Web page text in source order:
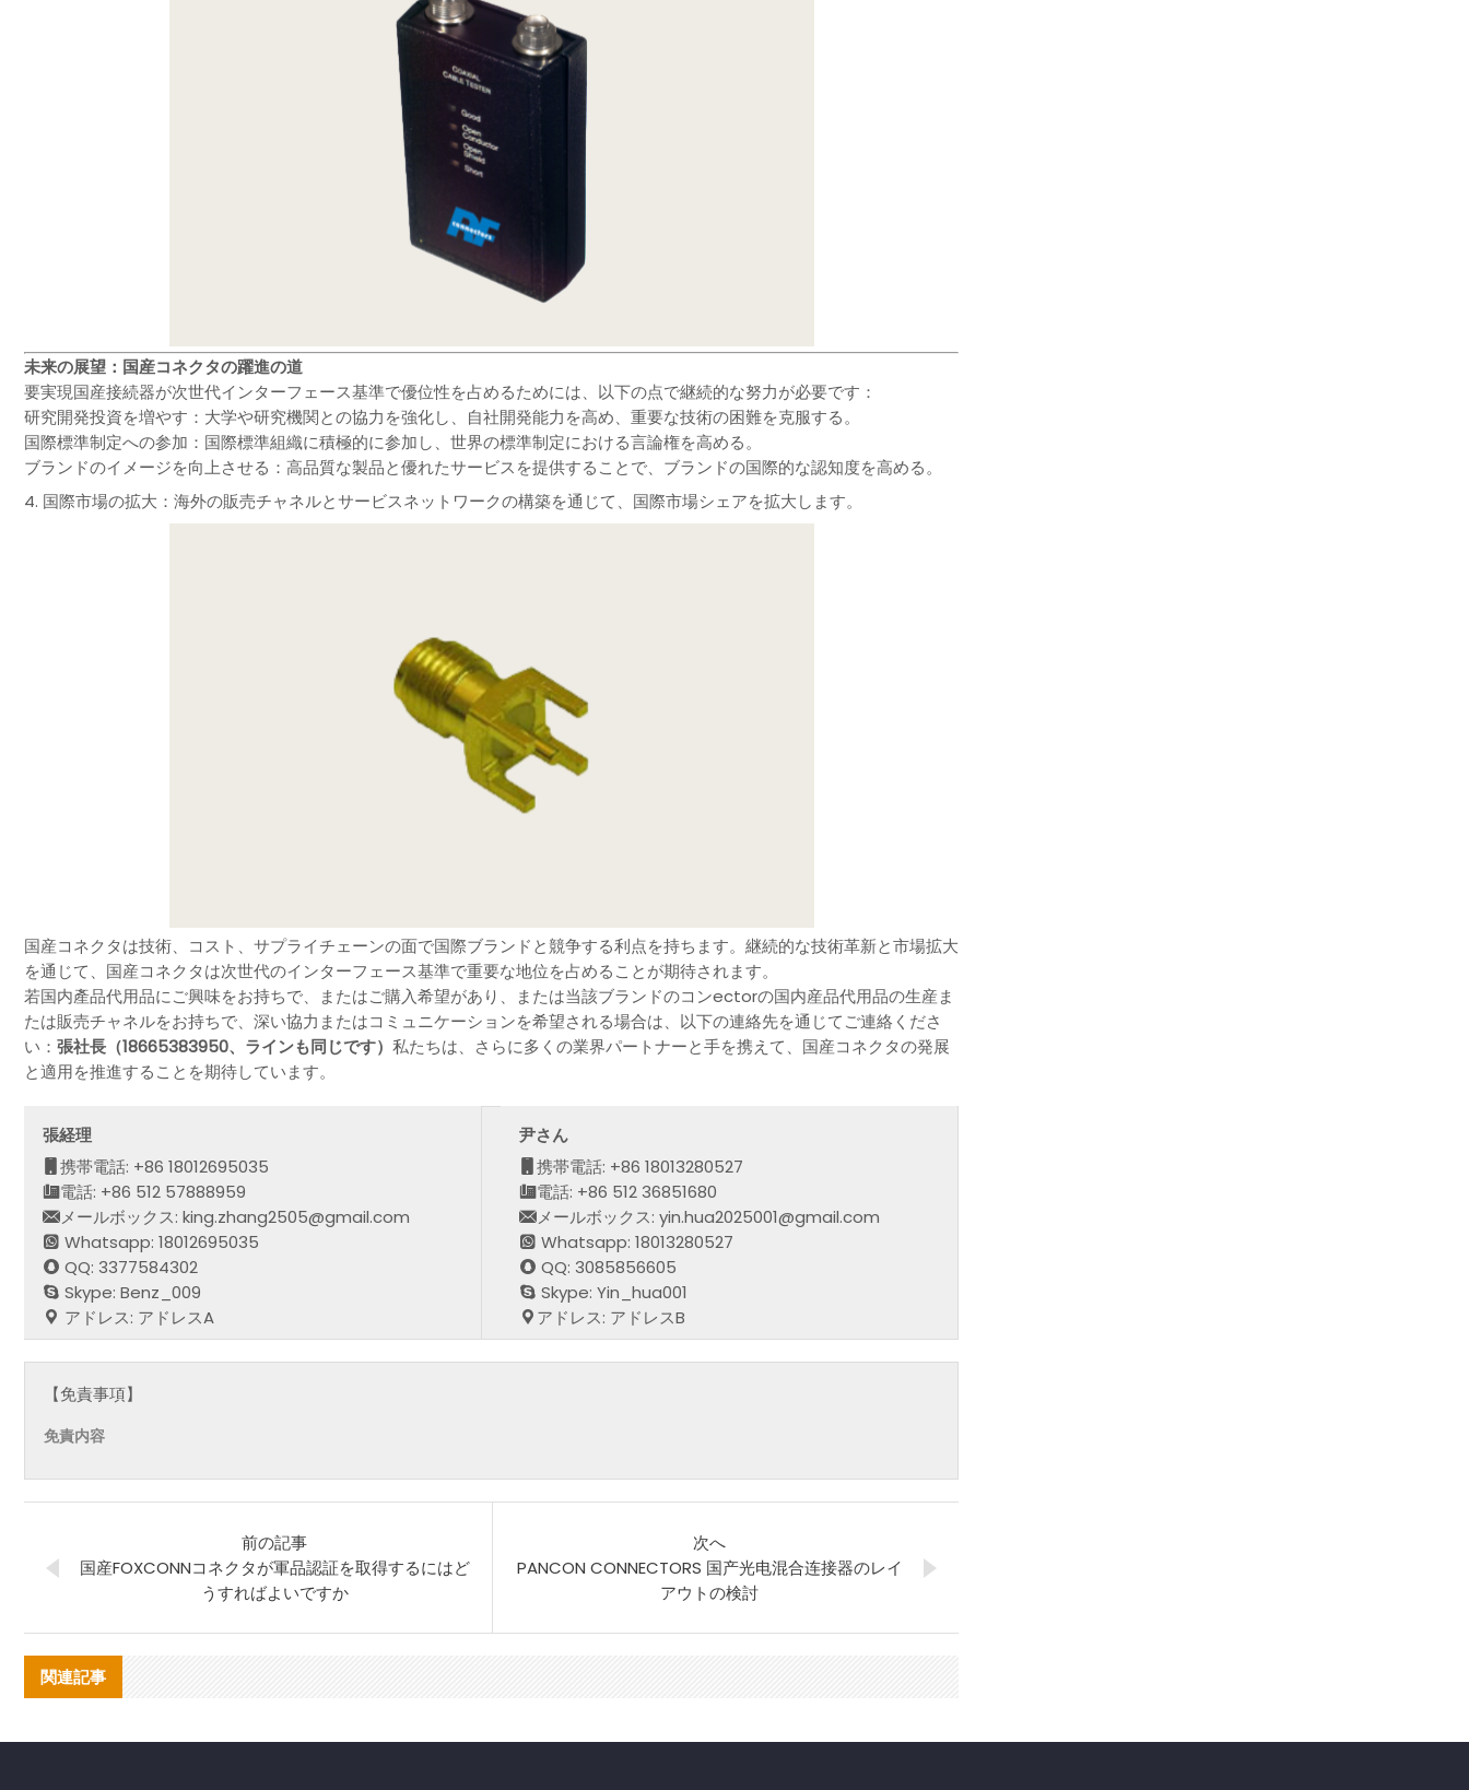
未来の展望：国産コネクタの躍進の道
要実現国産接続器が次世代インターフェース基準で優位性を占めるためには、以下の点で継続的な努力が必要です：
研究開発投資を増やす：大学や研究機関との協力を強化し、自社開発能力を高め、重要な技術の困難を克服する。
国際標準制定への参加：国際標準組織に積極的に参加し、世界の標準制定における言論権を高める。
ブランドのイメージを向上させる：高品質な製品と優れたサービスを提供することで、ブランドの国際的な認知度を高める。
4. 国際市場の拡大：海外の販売チャネルとサービスネットワークの構築を通じて、国際市場シェアを拡大します。
国産コネクタは技術、コスト、サプライチェーンの面で国際ブランドと競争する利点を持ちます。継続的な技術革新と市場拡大
を通じて、国産コネクタは次世代のインターフェース基準で重要な地位を占めることが期待されます。
若国内產品代用品にご興味をお持ちで、またはご購入希望があり、または当該ブランドのコンectorの国内産品代用品の生産ま
たは販売チャネルをお持ちで、深い協力またはコミュニケーションを希望される場合は、以下の連絡先を通じてご連絡くださ
い： 張社長（18665383950、ラインも同じです） 私たちは、さらに多くの業界パートナーと手を携えて、国産コネクタの発展
と適用を推進することを期待しています。
張経理
携帯電話: +86 18012695035
電話: +86 512 57888959
メールボックス: king.zhang2505@gmail.com
Whatsapp: 18012695035
QQ: 3377584302
Skype: Benz_009
アドレス: アドレスA
尹さん
携帯電話: +86 18013280527
電話: +86 512 36851680
メールボックス: yin.hua2025001@gmail.com
Whatsapp: 18013280527
QQ: 3085856605
Skype: Yin_hua001
アドレス: アドレスB
【免責事項】
免責内容
前の記事
国産FOXCONNコネクタが軍品認証を取得するにはど
うすればよいですか
次へ
PANCON CONNECTORS 国产光电混合连接器のレイ
アウトの検討
関連記事